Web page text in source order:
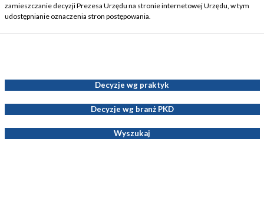
zamieszczanie decyzji Prezesa Urzędu na stronie internetowej Urzędu, w tym
udostępnianie oznaczenia stron postępowania.
Decyzje wg praktyk
Decyzje wg branż PKD
Wyszukaj